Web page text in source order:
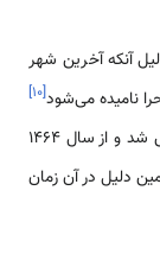
آنکه آخرین شهر
نامیده می‌شود[۱۰]
. این شهر تاریخی در اواخر قرن هفتم میلادی تأسیس شد و از سال 1464
دلیل در آن زمان